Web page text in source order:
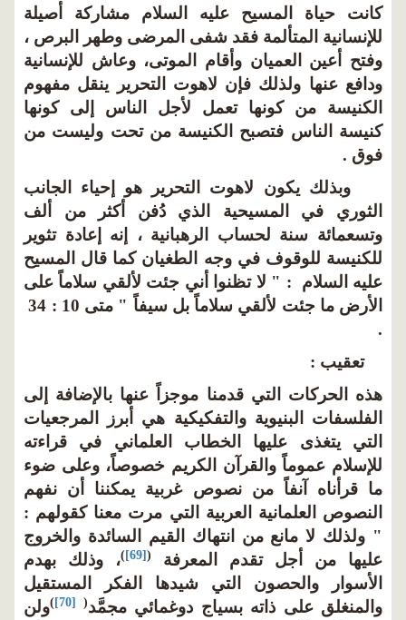
كانت حياة المسيح عليه السلام مشاركة أصيلة
للإنسانية المتألمة فقد شفى المرضى وطهر البرص ،
وفتح أعين العميان وأقام الموتى، وعاش للإنسانية
ودافع عنها ولذلك فإن لاهوت التحرير ينقل مفهوم
الكنيسة من كونها تعمل لأجل الناس إلى كونها
كنيسة الناس فتصبح الكنيسة من تحت وليست من
فوق .
وبذلك يكون لاهوت التحرير هو إحياء الجانب
الثوري في المسيحية الذي دُفن أكثر من ألف
وتسعمائة سنة لحساب الرهبانية ، إنه إعادة تثوير
للكنيسة للوقوف في وجه الطغيان كما قال المسيح
عليه السلام : " لا تظنوا أني جئت لألقي سلاماً على
الأرض ما جئت لألقي سلاماً بل سيفاً " متى 10 : 34
.
تعقيب :
هذه الحركات التي قدمنا موجزاً عنها بالإضافة إلى
الفلسفات البنيوية والتفكيكية هي أبرز المرجعيات
التي يتغذى عليها الخطاب العلماني في قراءته
للإسلام عموماً والقرآن الكريم خصوصاً، وعلى ضوء
ما قرأناه آنفاً من نصوص غربية يمكننا أن نفهم
النصوص العلمانية العربية التي مرت معنا كقولهم :
" ولذلك لا مانع من انتهاك القيم السائدة والخروج
عليها من أجل تقدم المعرفة
(
[69]
)، وذلك بهدم
الأسوار والحصون التي شيدها الفكر المستقيل
والمنغلق على ذاته بسياج دوغمائي مجمَّد(
[70]
)ولن